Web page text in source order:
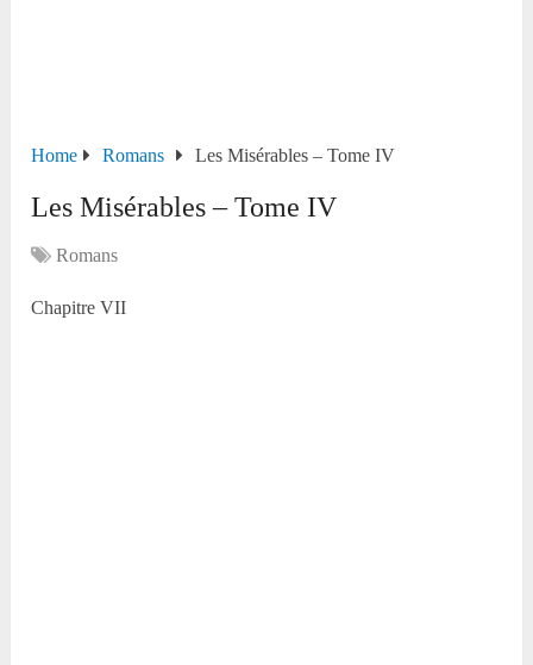
Home Romans Les Misérables – Tome IV
Les Misérables – Tome IV
Romans
Chapitre VII